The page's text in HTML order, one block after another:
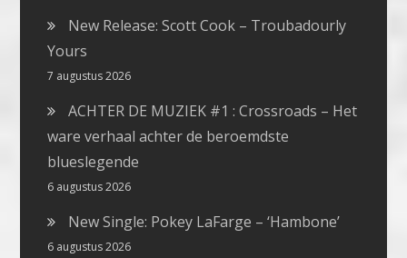
New Release: Scott Cook – Troubadourly
Yours
7 augustus 2026
ACHTER DE MUZIEK #1 : Crossroads – Het
ware verhaal achter de beroemdste
blueslegende
6 augustus 2026
New Single: Pokey LaFarge – ‘Hambone’
6 augustus 2026